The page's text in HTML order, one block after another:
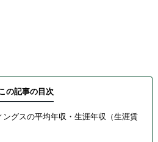
の記事の目次
グスの平均年収・生涯年収（生涯賃